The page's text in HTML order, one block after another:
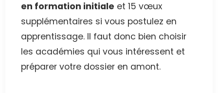
en formation initiale et 15 vœux
supplémentaires si vous postulez en
apprentissage. Il faut donc bien choisir
les académies qui vous intéressent et
préparer votre dossier en amont.